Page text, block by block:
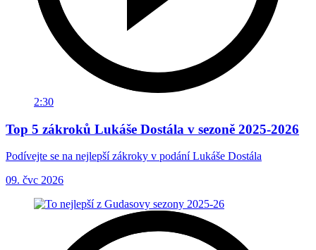
2:30
Top 5 zákroků Lukáše Dostála v sezoně 2025-2026
Podívejte se na nejlepší zákroky v podání Lukáše Dostála
09. čvc 2026